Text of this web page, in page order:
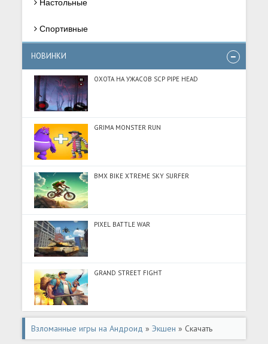
Настольные
Спортивные
НОВИНКИ
ОХОТА НА УЖАСОВ SCP PIPE HEAD
GRIMA MONSTER RUN
BMX BIKE XTREME SKY SURFER
PIXEL BATTLE WAR
GRAND STREET FIGHT
Взломанные игры на Андроид »Экшен » Скачать